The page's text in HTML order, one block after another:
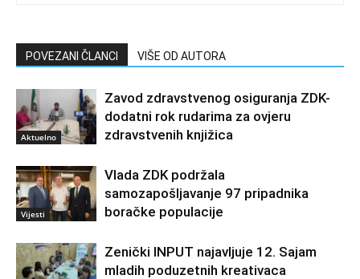
POVEZANI ČLANCI VIŠE OD AUTORA
Aktuelno
Zavod zdravstvenog osiguranja ZDK-
dodatni rok rudarima za ovjeru
zdravstvenih knjižica
Vijesti
Vlada ZDK podržala
samozapošljavanje 97 pripadnika
boračke populacije
Zenički INPUT najavljuje 12. Sajam
mladih poduzetnih kreativaca